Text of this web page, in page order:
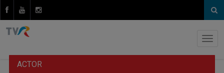
ACTOR